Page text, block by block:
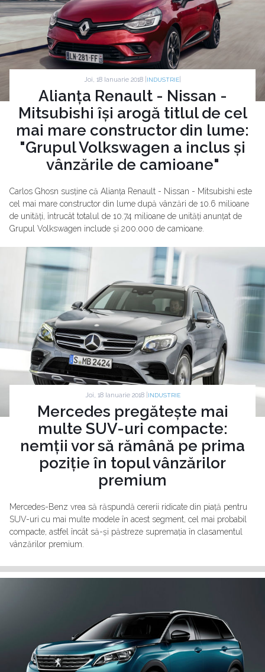
Joi, 18 Ianuarie 2018 | INDUSTRIE
Alianța Renault - Nissan -
Mitsubishi își arogă titlul de cel
mai mare constructor din lume:
"Grupul Volkswagen a inclus și
vânzările de camioane"
Carlos Ghosn susține că Alianța Renault - Nissan - Mitsubishi este
cel mai mare constructor din lume după vânzări de 10.6 milioane
de unități, întrucât totalul de 10.74 milioane de unități anunțat de
Grupul Volkswagen include și 200.000 de camioane.
Joi, 18 Ianuarie 2018 | INDUSTRIE
Mercedes pregătește mai
multe SUV-uri compacte:
nemții vor să rămână pe prima
poziție în topul vânzărilor
premium
Mercedes-Benz vrea să răspundă cererii ridicate din piață pentru
SUV-uri cu mai multe modele în acest segment, cel mai probabil
compacte, astfel încât să-și păstreze supremația în clasamentul
vânzărilor premium.